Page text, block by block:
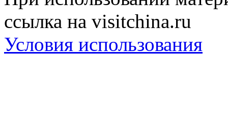
ссылка на visitchina.ru
Условия использования